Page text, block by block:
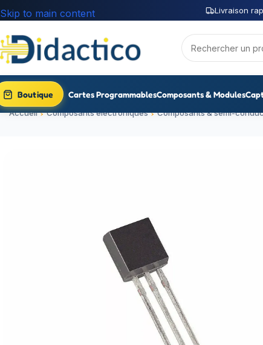
Livraison
Skip to main content
Boutique Cartes ProgrammablesComposants & Modules
Accueil Composants électroniques Composants & semi-